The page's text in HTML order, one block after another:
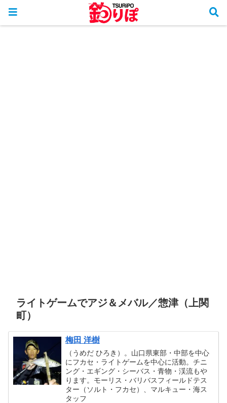
ホーム 釣行リポート
ライトゲームでアジ＆メバル／惣津（上関
町）
梅田 洋樹
（うめだ ひろき）。山口県東部・中部を中心
にフカセ・ライトゲームを中心に活動。チニ
ング・エギング・シーバス・青物・渓流もや
ります。モーリス・バリバスフィールドテス
ター（ソルト・フカセ）、マルキュー・海ス
タッフ